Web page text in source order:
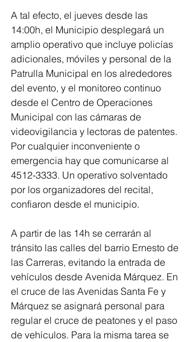
A tal efecto, el jueves desde las
14:00h, el Municipio desplegará un
amplio operativo que incluye policías
adicionales, móviles y personal de la
Patrulla Municipal en los alrededores
del evento, y el monitoreo continuo
desde el Centro de Operaciones
Municipal con las cámaras de
videovigilancia y lectoras de patentes.
Por cualquier inconveniente o
emergencia hay que comunicarse al
4512-3333. Un operativo solventado
por los organizadores del recital,
confiaron desde el municipio.
A partir de las 14h se cerrarán al
tránsito las calles del barrio Ernesto de
las Carreras, evitando la entrada de
vehículos desde Avenida Márquez. En
el cruce de las Avenidas Santa Fe y
Márquez se asignará personal para
regular el cruce de peatones y el paso
de vehículos. Para la misma tarea se